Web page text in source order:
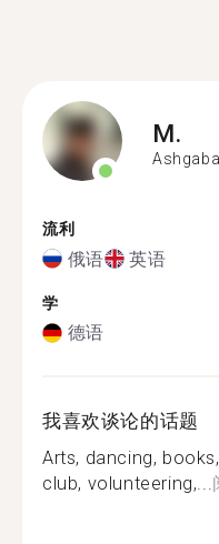
M.
流利
俄语 英语
学
德语
我喜欢谈论的话题
Arts, dancing,
club, volunteering,...